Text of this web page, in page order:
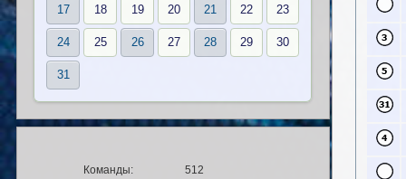
17 18 19 20 21 22 23
24 25 26 27 28 29 30
31
Команды:
512